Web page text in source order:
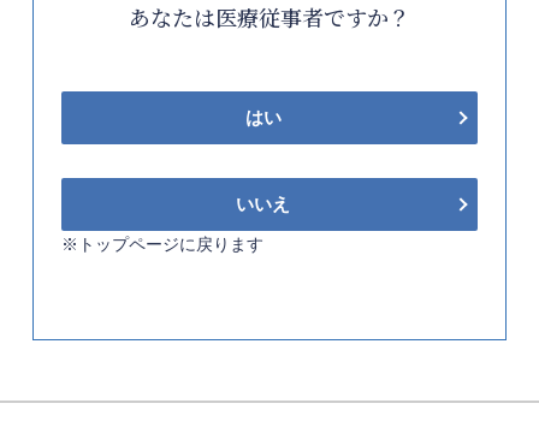
あなたは医療従事者ですか？
はい
いいえ
※トップページに戻ります